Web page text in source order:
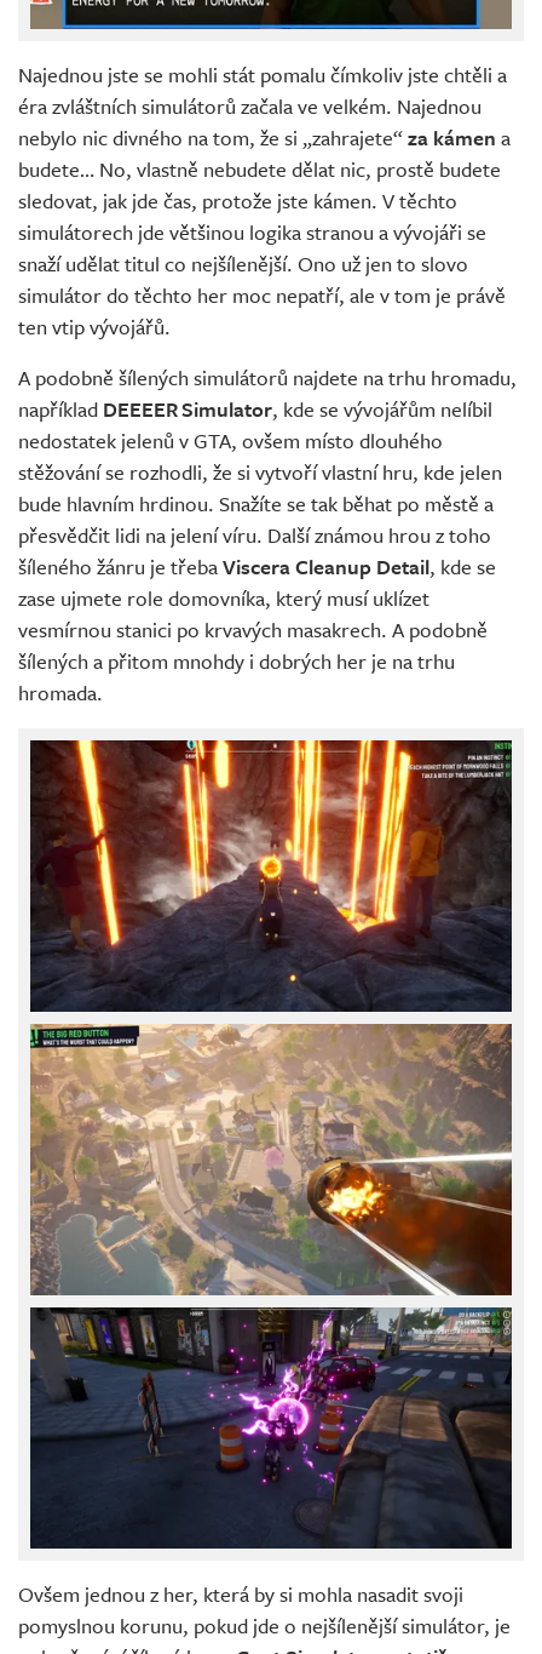
Najednou jste se mohli stát pomalu čímkoliv jste chtěli a
éra zvláštních simulátorů začala ve velkém. Najednou
nebylo nic divného na tom, že si „zahrajete“za kámen a
budete… No, vlastně nebudete dělat nic, prostě budete
sledovat, jak jde čas, protože jste kámen. V těchto
simulátorech jde většinou logika stranou a vývojáři se
snaží udělat titul co nejšílenější. Ono už jen to slovo
simulátor do těchto her moc nepatří, ale v tom je právě
ten vtip vývojářů.
A podobně šílených simulátorů najdete na trhu hromadu,
například DEEEER Simulator, kde se vývojářům nelíbil
nedostatek jelenů v GTA, ovšem místo dlouhého
stěžování se rozhodli, že si vytvoří vlastní hru, kde jelen
bude hlavním hrdinou. Snažíte se tak běhat po městě a
přesvědčit lidi na jelení víru. Další známou hrou z toho
šíleného žánru je třebaViscera Cleanup Detail, kde se
zase ujmete role domovníka, který musí uklízet
vesmírnou stanici po krvavých masakrech. A podobně
šílených a přitom mnohdy i dobrých her je na trhu
hromada.
Ovšem jednou z her, která by si mohla nasadit svoji
pomyslnou korunu, pokud jde o nejšílenější simulátor, je